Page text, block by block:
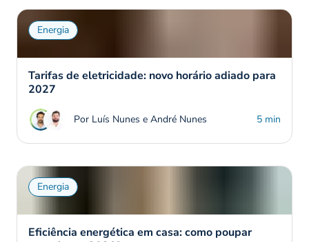
Energia
Tarifas de eletricidade: novo horário adiado para
2027
Por Luís Nunes e André Nunes 5 min
Energia
Eficiência energética em casa: como poupar